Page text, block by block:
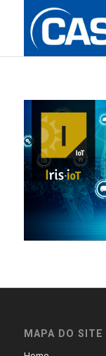
MAPA DO SITE